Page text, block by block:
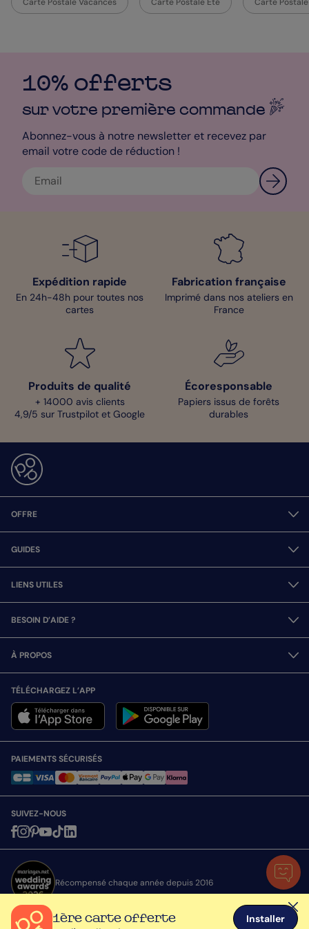
Cartes Postales Jungle Thaïlande. Si vous avez des difficultés
10% offerts
sur votre première commande
Abonnez-vous à notre newsletter et recevez par
email votre code de réduction !
Expédition rapide
En 24h-48h pour toutes nos
cartes
Fabrication française
Imprimé dans nos ateliers en
France
Produits de qualité
+ 14000 avis clients
4,9/5 sur Trustpilot et Google
Écoresponsable
Papiers issus de forêts
durables
OFFRE
GUIDES
LIENS UTILES
BESOIN D’AIDE ?
À PROPOS
TÉLÉCHARGEZ L’APP
PAIEMENTS SÉCURISÉS
SUIVEZ-NOUS
Récompensé chaque année depuis 2016
1ère carte offerte Installer